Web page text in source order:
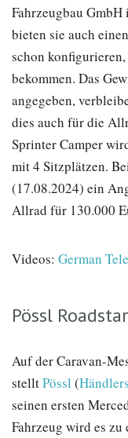
Fahrzeugbau
bieten sie auch
schon
bekommen. Das
angegeben,
dies auch für die
Sprinter Camper
mit 4 Sitzplätzen.
(17.08.2024) ein
Allrad für 130.000
Videos: German
Pössl
Auf der Caravan-
stelltPössl (
seinen ersten
Fahrzeug wird es zu